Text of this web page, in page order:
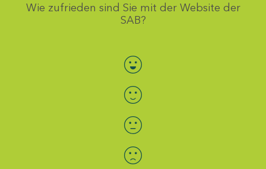
Wie zufrieden sind Sie mit der Website der
SAB?
Bewertung auswählen